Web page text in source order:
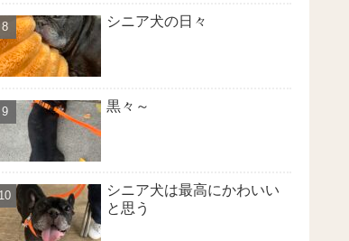
シニア犬の日々
黒々～
シニア犬は最高にかわいい
と思う